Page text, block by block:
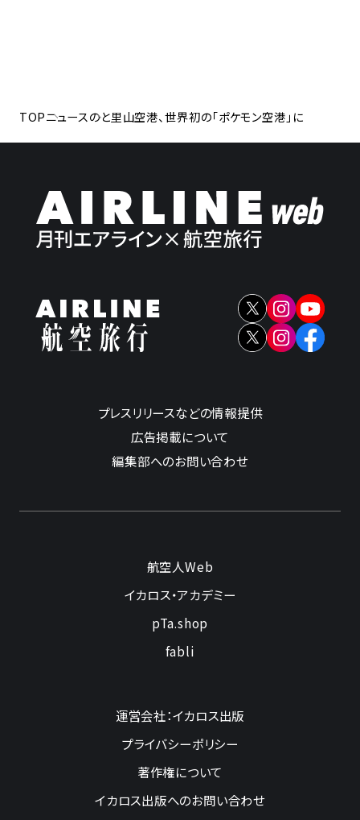
TOPニュースのと里山空港、世界初の「ポケモン空港」に
プレスリリースなどの情報提供
広告掲載について
編集部へのお問い合わせ
航空人Web
イカロス・アカデミー
pTa.shop
fabli
運営会社：イカロス出版
プライバシーポリシー
著作権について
イカロス出版へのお問い合わせ